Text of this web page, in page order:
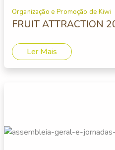
Organização e Promoção de Kiwi
FRUIT ATTRACTION
Ler Mais